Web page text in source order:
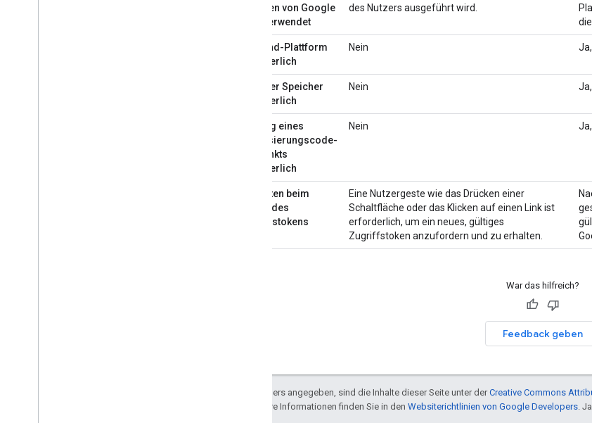
Aufrufen von Google
APIs verwendet
des Nutzers ausgeführt wird.
Backend-Plattform
erforderlich
Nein
Sicherer Speicher
erforderlich
Nein
Hosting eines
Autorisierungscode-
Endpunkts
erforderlich
Nein
Verhalten beim
Ablauf des
Zugriffstokens
Eine Nutzergeste wie das Drücken einer
Schaltfläche oder das Klicken auf einen Link ist
erforderlich, um ein neues, gültiges
Zugriffstoken anzufordern und zu erhalten.
War das hilfreich?
Feedback geben
Sofern nicht anders angegeben, sind die Inhalte dieser Seite unter derCreative Commons
lizenziert. Weitere Informationen finden Sie in den Websiterichtlinien von Google Developers .